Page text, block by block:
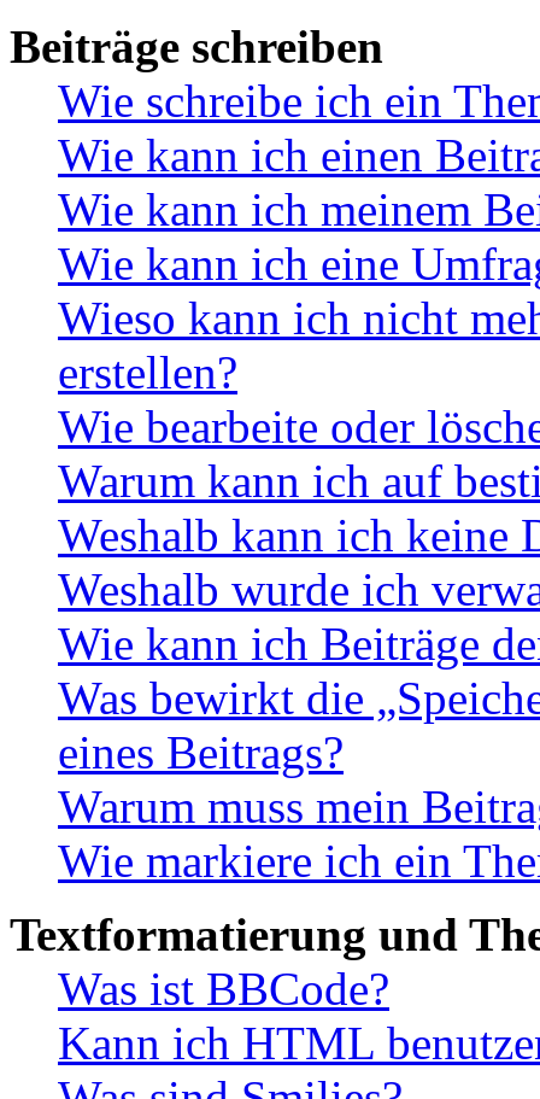
Beiträge schreiben
Wie schreibe ich ein
Wie kann ich einen
Wie kann ich meinem
Wie kann ich eine
Wieso kann ich nicht
erstellen?
Wie bearbeite oder
Warum kann ich auf
Weshalb kann ich keine
Weshalb wurde ich
Wie kann ich Beiträge
Was bewirkt die
eines Beitrags?
Warum muss mein
Wie markiere ich ein
Textformatierung und
Was ist BBCode?
Kann ich HTML